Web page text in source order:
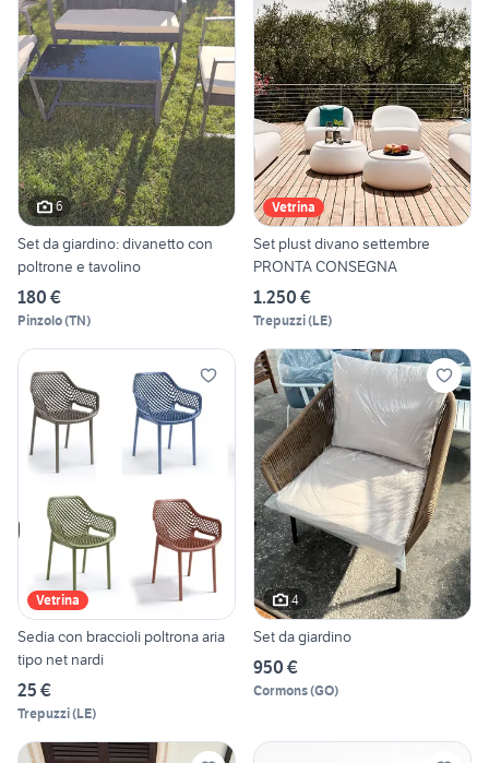
6
Set da giardino: divanetto con
poltrone e tavolino
180 €
Pinzolo(TN)
Vetrina
Set plust divano settembre
PRONTA CONSEGNA
1.250 €
Trepuzzi(LE)
Vetrina
Sedia con braccioli poltrona aria
tipo net nardi
25 €
Trepuzzi(LE)
4
Set da giardino
950 €
Cormons(GO)